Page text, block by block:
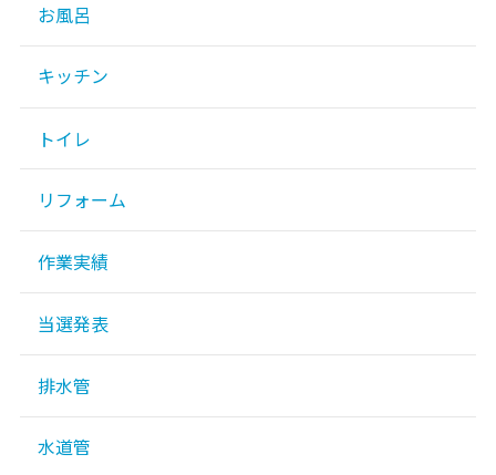
お風呂
キッチン
トイレ
リフォーム
作業実績
当選発表
排水管
水道管